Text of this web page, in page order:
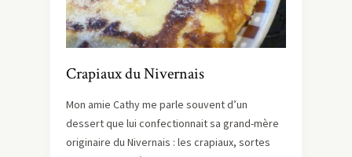
Crapiaux du Nivernais
Mon amie Cathy me parle souvent d’un
dessert que lui confectionnait sa grand-mère
originaire du Nivernais : les crapiaux, sortes